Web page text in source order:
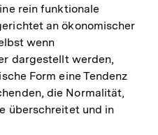
rein funktionale
an ökonomischer
wenn
dargestellt werden,
Form eine Tendenz
die Normalität,
überschreitet und in